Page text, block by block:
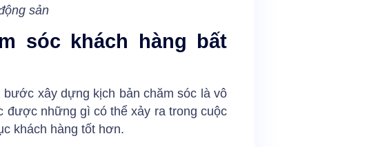
sản
sóc khách hàng bất
xây dựng kịch bản chăm sóc là vô
được những gì có thể xảy ra trong cuộc
khách hàng tốt hơn.